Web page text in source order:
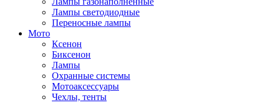
Лампы светодиодные
Переносные лампы
Мото
Ксенон
Биксенон
Лампы
Охранные системы
Мотоаксессуары
Чехлы, тенты